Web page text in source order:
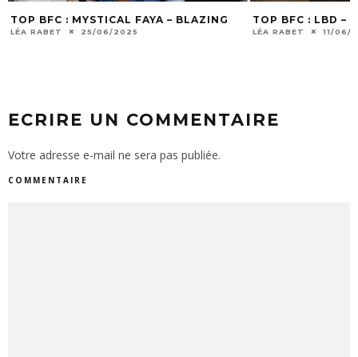
TOP BFC : MYSTICAL FAYA – BLAZING
LÉA RABET 25/06/2025
TOP BFC : LBD –
LÉA RABET 11/06/
ECRIRE UN COMMENTAIRE
Votre adresse e-mail ne sera pas publiée.
COMMENTAIRE